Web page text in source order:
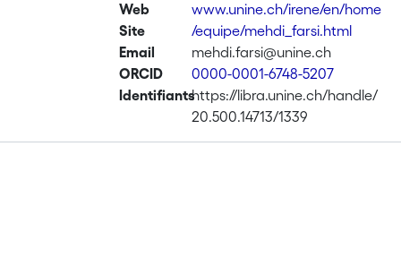
Web
Site
www.unine.ch/irene/en/home
/equipe/mehdi_farsi.html
Email
mehdi.farsi@unine.ch
ORCID
0000-0001-6748-5207
Identifiantshttps://libra.unine.ch/handle/
20.500.14713/1339